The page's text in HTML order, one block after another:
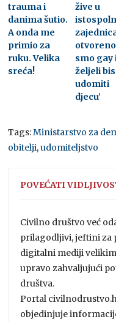
trauma i
danima šutio.
A onda me
primio za
ruku. Velika
sreća!
žive u
smo gay
željeli
udomiti
djecu’
Tags:Ministarstvo za
obitelji,udomiteljstvo
POVEĆATI
Civilno društvo već
prilagodljivi, jeftini za
digitalni mediji
upravo zahvaljujući
društva.
Portal
objedinjuje